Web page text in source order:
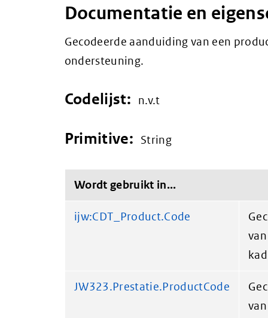
Documentatie en
Gecodeerde aanduiding van een
ondersteuning.
Codelijst: n.v.t
Primitive: String
Wordt gebruikt in...
ijw:CDT_Product.Code
JW323.Prestatie.ProductCode